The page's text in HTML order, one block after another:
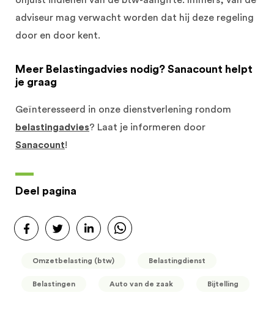
adviseur mag verwacht worden dat hij deze regeling
door en door kent.
Meer Belastingadvies nodig? Sanacount helpt
je graag
Geïnteresseerd in onze dienstverlening rondom
belastingadvies? Laat je informeren door
Sanacount!
Deel pagina
Omzetbelasting (btw) Belastingdienst
Belastingen Auto van de zaak Bijtelling